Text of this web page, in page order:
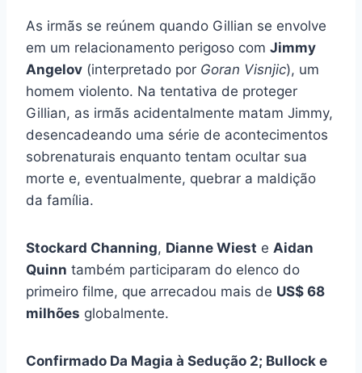
As irmãs se reúnem quando Gillian se envolve
em um relacionamento perigoso com Jimmy
Angelov (interpretado por Goran Visnjic), um
homem violento. Na tentativa de proteger
Gillian, as irmãs acidentalmente matam Jimmy,
desencadeando uma série de acontecimentos
sobrenaturais enquanto tentam ocultar sua
morte e, eventualmente, quebrar a maldição
da família.
Stockard Channing, Dianne Wiest e Aidan
Quinn também participaram do elenco do
primeiro filme, que arrecadou mais de US$ 68
milhões globalmente.
Confirmado Da Magia à Sedução 2; Bullock e